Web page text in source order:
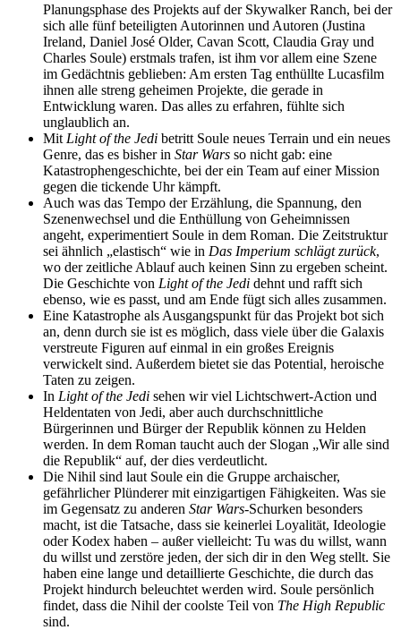
Planungsphase des Projekts auf der Skywalker Ranch, bei der
sich alle fünf beteiligten Autorinnen und Autoren (Justina
Ireland, Daniel José Older, Cavan Scott, Claudia Gray und
Charles Soule) erstmals trafen, ist ihm vor allem eine Szene
im Gedächtnis geblieben: Am ersten Tag enthüllte Lucasfilm
ihnen alle streng geheimen Projekte, die gerade in
Entwicklung waren. Das alles zu erfahren, fühlte sich
unglaublich an.
Mit Light of the Jedi betritt Soule neues Terrain und ein neues
Genre, das es bisher in Star Wars so nicht gab: eine
Katastrophengeschichte, bei der ein Team auf einer Mission
gegen die tickende Uhr kämpft.
Auch was das Tempo der Erzählung, die Spannung, den
Szenenwechsel und die Enthüllung von Geheimnissen
angeht, experimentiert Soule in dem Roman. Die Zeitstruktur
sei ähnlich „elastisch“ wie in Das Imperium schlägt zurück,
wo der zeitliche Ablauf auch keinen Sinn zu ergeben scheint.
Die Geschichte von Light of the Jedi dehnt und rafft sich
ebenso, wie es passt, und am Ende fügt sich alles zusammen.
Eine Katastrophe als Ausgangspunkt für das Projekt bot sich
an, denn durch sie ist es möglich, dass viele über die Galaxis
verstreute Figuren auf einmal in ein großes Ereignis
verwickelt sind. Außerdem bietet sie das Potential, heroische
Taten zu zeigen.
In Light of the Jedi sehen wir viel Lichtschwert-Action und
Heldentaten von Jedi, aber auch durchschnittliche
Bürgerinnen und Bürger der Republik können zu Helden
werden. In dem Roman taucht auch der Slogan „Wir alle sind
die Republik“ auf, der dies verdeutlicht.
Die Nihil sind laut Soule ein die Gruppe archaischer,
gefährlicher Plünderer mit einzigartigen Fähigkeiten. Was sie
im Gegensatz zu anderen Star Wars-Schurken besonders
macht, ist die Tatsache, dass sie keinerlei Loyalität, Ideologie
oder Kodex haben – außer vielleicht: Tu was du willst, wann
du willst und zerstöre jeden, der sich dir in den Weg stellt. Sie
haben eine lange und detaillierte Geschichte, die durch das
Projekt hindurch beleuchtet werden wird. Soule persönlich
findet, dass die Nihil der coolste Teil von The High Republic
sind.